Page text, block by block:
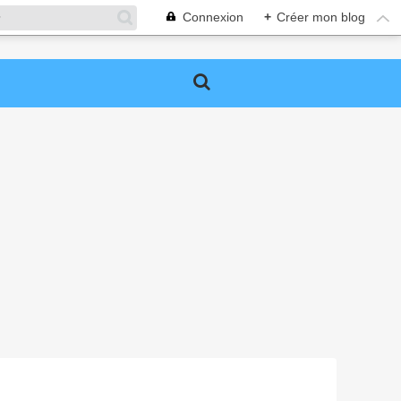
Connexion + Créer mon blog